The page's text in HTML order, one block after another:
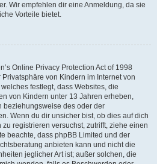
Wir empfehlen dir eine Anmeldung, da sie
Vorteile bietet.
Online Privacy Protection Act of 1998
von Kindern im Internet von
festlegt, dass Websites, die
von Kindern unter 13 Jahren erheben,
beziehungsweise des oder der
Wenn du dir unsicher bist, ob dies auf dich
registrieren versuchst, zutrifft, ziehe einen
beachte, dass phpBB Limited und der
anbieten kann und nicht die
jeglicher Art ist; außer solchen, die